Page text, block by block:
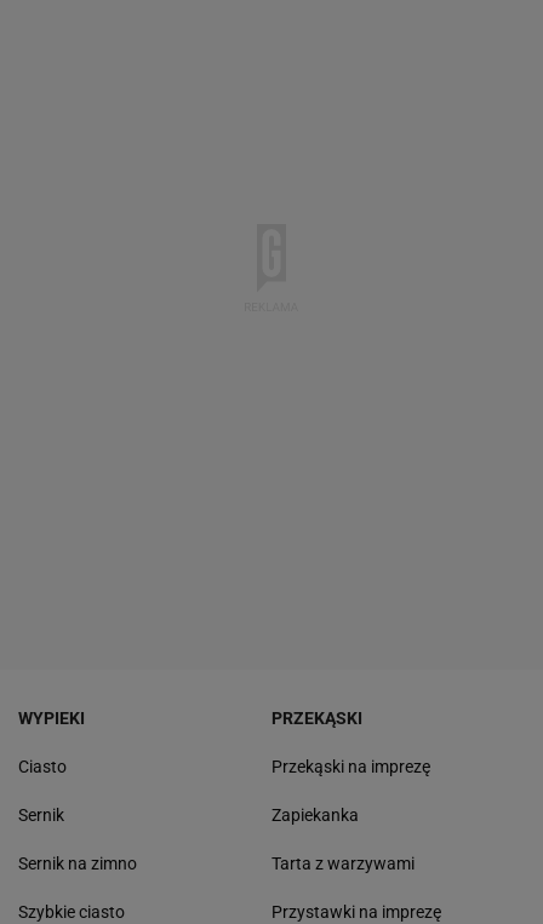
WYPIEKI
Ciasto
Sernik
Sernik na zimno
Szybkie ciasto
PRZEKĄSKI
Przekąski na imprezę
Zapiekanka
Tarta z warzywami
Przystawki na imprezę